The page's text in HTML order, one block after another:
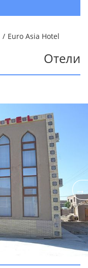
/ Euro Asia Hotel
Отели